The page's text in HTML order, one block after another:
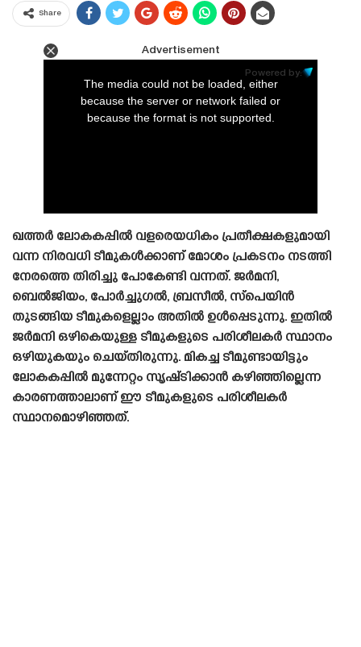
Share
Advertisement
Powered by:
The media could not be loaded, either
because the server or network failed or
because the format is not supported.
ഖത്തർ ലോകകപ്പിൽ വളരെയധികം പ്രതീക്ഷകളുമായി
വന്ന നിരവധി ടീമുകൾക്കാണ് മോശം പ്രകടനം നടത്തി
നേരത്തെ തിരിച്ചു പോകേണ്ടി വന്നത്. ജർമനി,
ബെൽജിയം, പോർച്ചുഗൽ, ബ്രസീൽ, സ്പെയിൻ
തുടങ്ങിയ ടീമുകളെല്ലാം അതിൽ ഉൾപ്പെടുന്നു. ഇതിൽ
ജർമനി ഒഴികെയുള്ള ടീമുകളുടെ പരിശീലകർ സ്ഥാനം
ഒഴിയുകയും ചെയ്‌തിരുന്നു. മികച്ച ടീമുണ്ടായിട്ടും
ലോകകപ്പിൽ മുന്നേറ്റം സൃഷ്‌ടിക്കാൻ കഴിഞ്ഞില്ലെന്ന
കാരണത്താലാണ് ഈ ടീമുകളുടെ പരിശീലകർ
സ്ഥാനമൊഴിഞ്ഞത്.